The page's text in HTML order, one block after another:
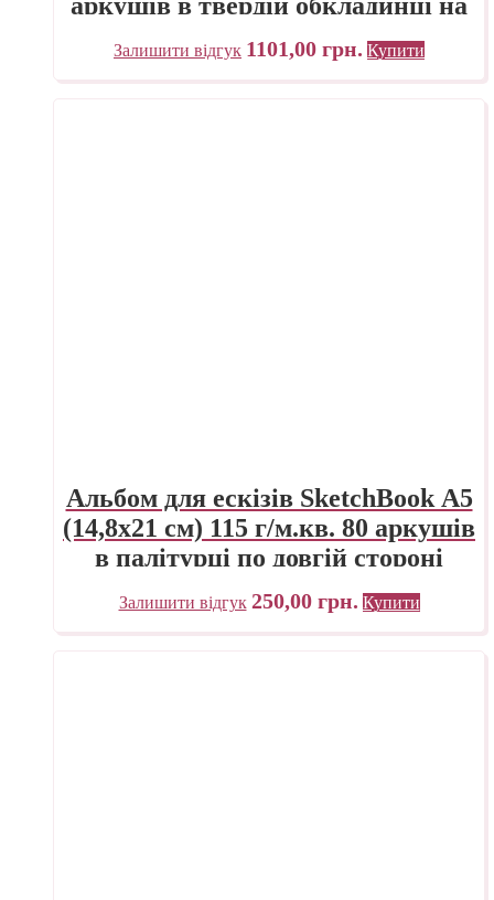
спіралі Fabriano Італія
Залишити відгук 1101,00 грн. Купити
Альбом для ескізів SketchBook А5
(14,8х21 см) 115 г/м.кв. 80 аркушів
в палітурці по довгій стороні
«Трек» Україна
Залишити відгук 250,00 грн. Купити